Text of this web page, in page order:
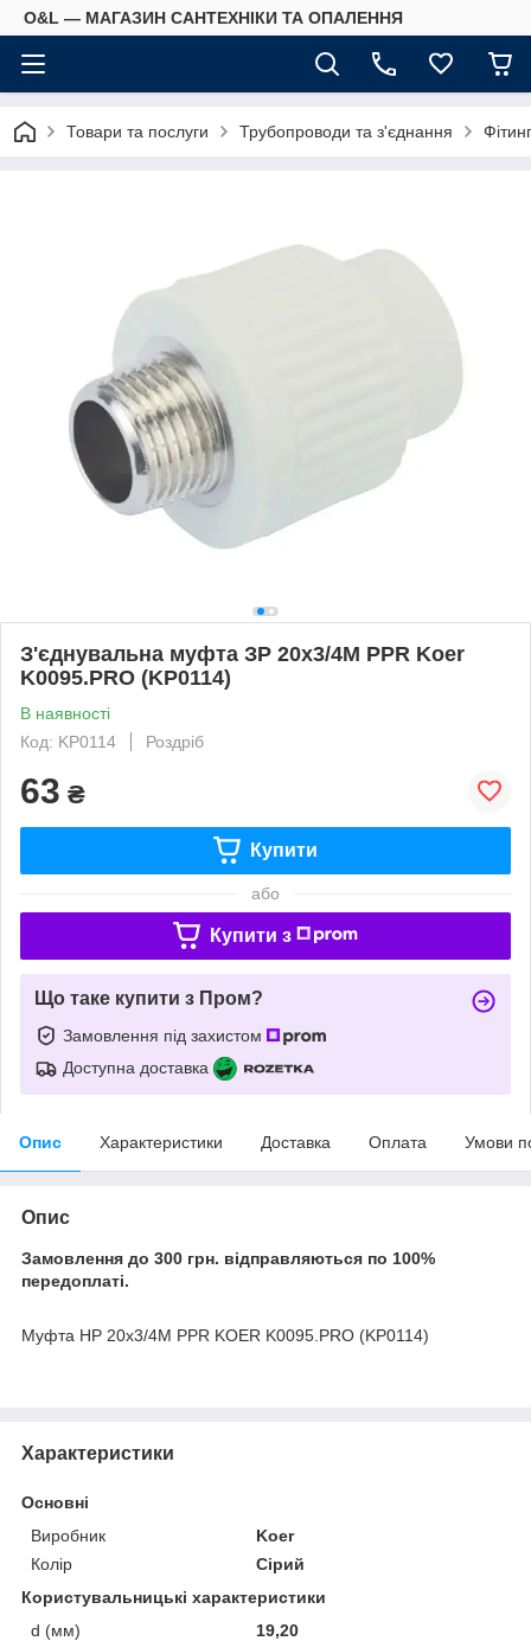
O&L — МАГАЗИН САНТЕХНІКИ ТА ОПАЛЕННЯ
Товари та послуги Трубопроводи та з'єднання
З'єднувальна муфта ЗР 20x3/4M PPR Koer
K0095.PRO (KP0114)
В наявності
Код: KP0114
Роздріб
63 ₴
Купити
або
Купити з
Що таке купити з Пром?
Замовлення під захистом
Доступна доставка
Опис Характеристики Доставка Оплата Умови
Опис
Замовлення до 300 грн. відправляються по 100%
передоплаті.
Муфта НР 20x3/4M PPR KOER K0095.PRO (KP0114)
Характеристики
Основні
Виробник
Koer
Колір
Сірий
Користувальницькі характеристики
d (мм)
19,20